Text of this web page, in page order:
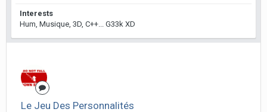
Interests
Hum, Musique, 3D, C++... G33k XD
Le Jeu Des Personnalités